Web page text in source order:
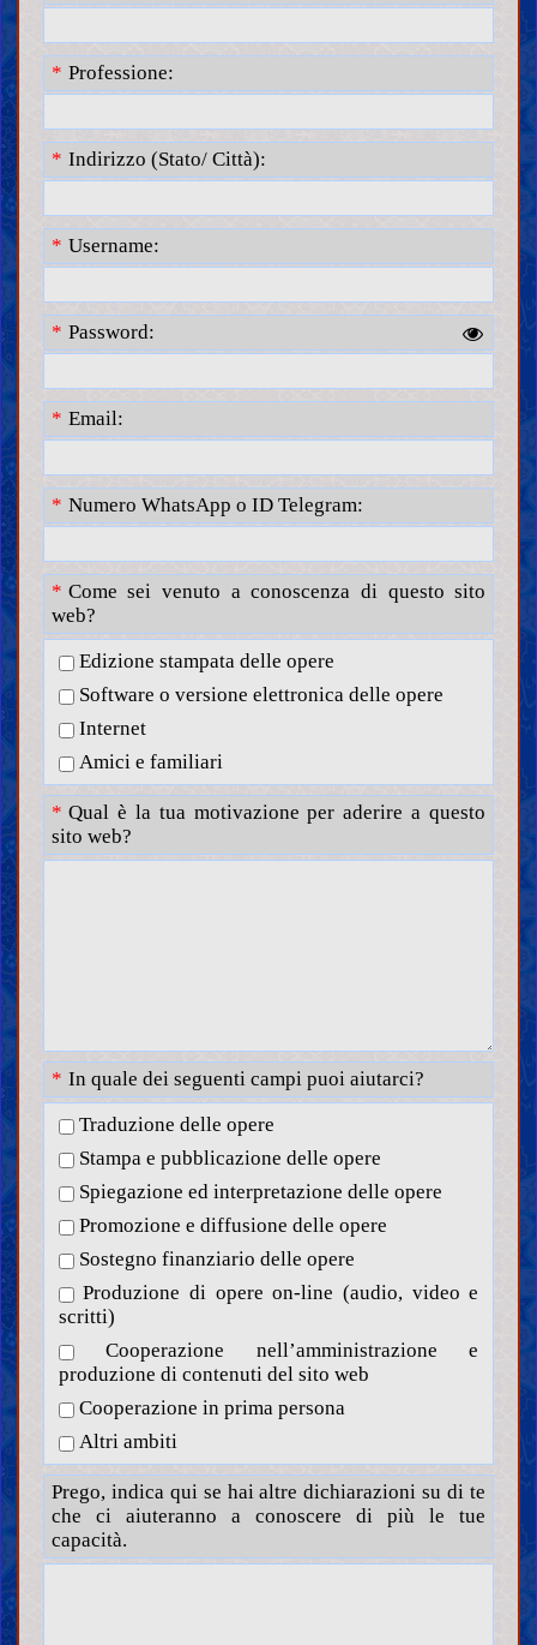
Professione:
Indirizzo (Stato/ Città):
Username:
Password:
Email:
Numero WhatsApp o ID Telegram:
Come sei venuto a conoscenza di questo sito
web?
Edizione stampata delle opere
Software o versione elettronica delle opere
Internet
Amici e familiari
Qual è la tua motivazione per aderire a questo
sito web?
In quale dei seguenti campi puoi aiutarci?
Traduzione delle opere
Stampa e pubblicazione delle opere
Spiegazione ed interpretazione delle opere
Promozione e diffusione delle opere
Sostegno finanziario delle opere
Produzione di opere on-line (audio, video e
scritti)
Cooperazione nell’amministrazione e
produzione di contenuti del sito web
Cooperazione in prima persona
Altri ambiti
Prego, indica qui se hai altre dichiarazioni su di te
che ci aiuteranno a conoscere di più le tue
capacità.